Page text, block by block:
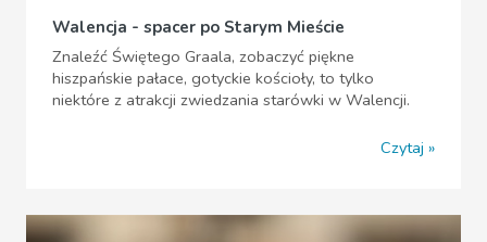
Walencja - spacer po Starym Mieście
Znaleźć Świętego Graala, zobaczyć piękne
hiszpańskie pałace, gotyckie kościoły, to tylko
niektóre z atrakcji zwiedzania starówki w Walencji.
Czytaj